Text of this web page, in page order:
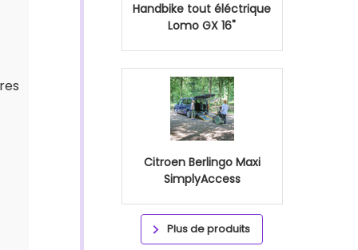
Handbike tout éléctrique
Lomo GX 16"
Citroen Berlingo Maxi
SimplyAccess
Plus de produits